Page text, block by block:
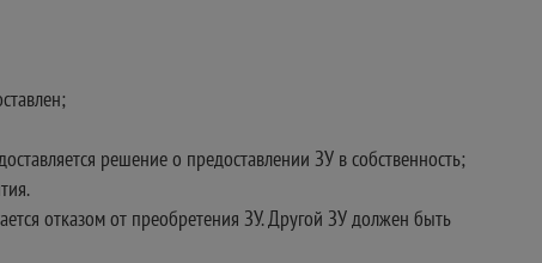
решение о предоставлении ЗУ в собственность;
отказом от преобретения ЗУ. Другой ЗУ должен быть